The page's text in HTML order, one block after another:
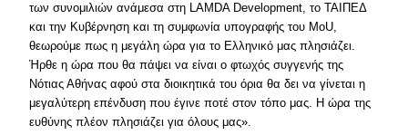
των συνομιλιών ανάμεσα στη LAMDA Development, το ΤΑΙΠΕΔ
και την Κυβέρνηση και τη συμφωνία υπογραφής του MoU,
θεωρούμε πως η μεγάλη ώρα για το Ελληνικό μας πλησιάζει.
Ήρθε η ώρα που θα πάψει να είναι ο φτωχός συγγενής της
Νότιας Αθήνας αφού στα διοικητικά του όρια θα δει να γίνεται η
μεγαλύτερη επένδυση που έγινε ποτέ στον τόπο μας. Η ώρα της
ευθύνης πλέον πλησιάζει για όλους μας».